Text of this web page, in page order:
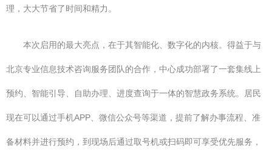
理，大大节省了时间和精力。
本次启用的最大亮点，在于其智能化、数字化的内核。得益于与
北京专业信息技术咨询服务团队的合作，中心成功部署了一套集线上
预约、智能引导、自助办理、进度查询于一体的智慧政务系统。居民
现在可以通过手机APP、微信公众号等渠道，提前了解办事流程、准
备材料并进行预约，到现场后通过取号机或扫码即可享受优先服务，